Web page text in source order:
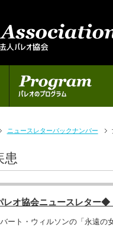
パレオのプログラム
ニュースレターバックナンバー
患
オ協会ニュースレター◆
バート・ウィルソンの「永遠の